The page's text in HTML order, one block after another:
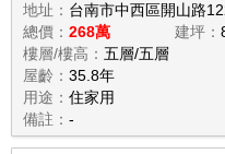
地址： 台南市中西區開山路
總價： 268萬 建坪：
樓層/樓高： 五層/五層
屋齡： 35.8年
用途： 住家用
備註： -